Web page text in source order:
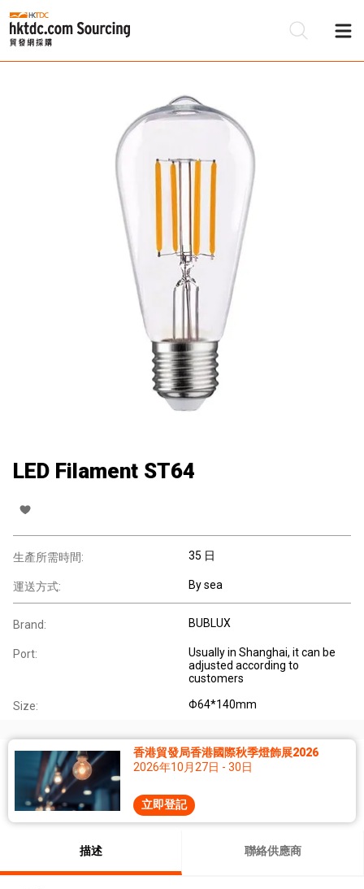
LED Filament ST64
生產所需時間: 35 日
運送方式: By sea
Brand: BUBLUX
Port:
Usually in Shanghai, it can be
adjusted according to
customers
Size: Φ64*140mm
香港貿發局香港國際秋季燈飾展2026
2026年10月27日 - 30日
立即登記
描述 聯絡供應商